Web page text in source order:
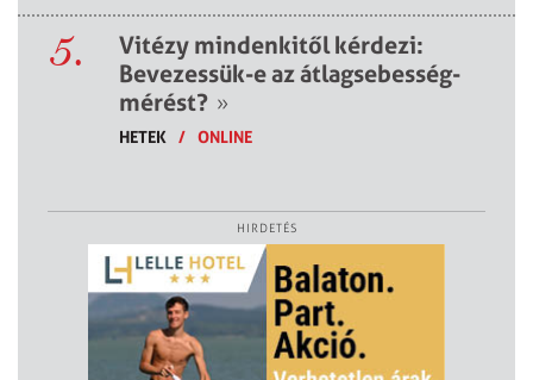
5.
Vitézy mindenkitől kérdezi:
Bevezessük-e az átlagsebesség-
mérést? »
HETEK / ONLINE
HIRDETÉS